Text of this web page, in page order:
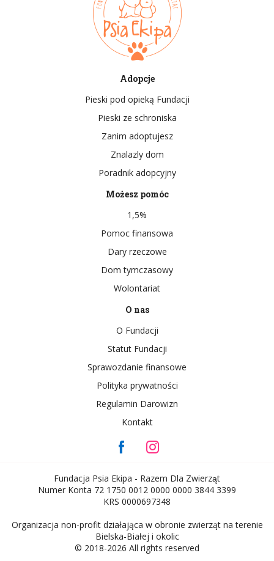
Adopcje
Pieski pod opieką Fundacji
Pieski ze schroniska
Zanim adoptujesz
Znalazly dom
Poradnik adopcyjny
Możesz pomóc
1,5%
Pomoc finansowa
Dary rzeczowe
Dom tymczasowy
Wolontariat
O nas
O Fundacji
Statut Fundacji
Sprawozdanie finansowe
Polityka prywatności
Regulamin Darowizn
Kontakt
Fundacja Psia Ekipa - Razem Dla Zwierząt
Numer Konta 72 1750 0012 0000 0000 3844 3399
KRS 0000697348
Organizacja non-profit działająca w obronie zwierząt na terenie
Bielska-Białej i okolic
© 2018-2026 All rights reserved